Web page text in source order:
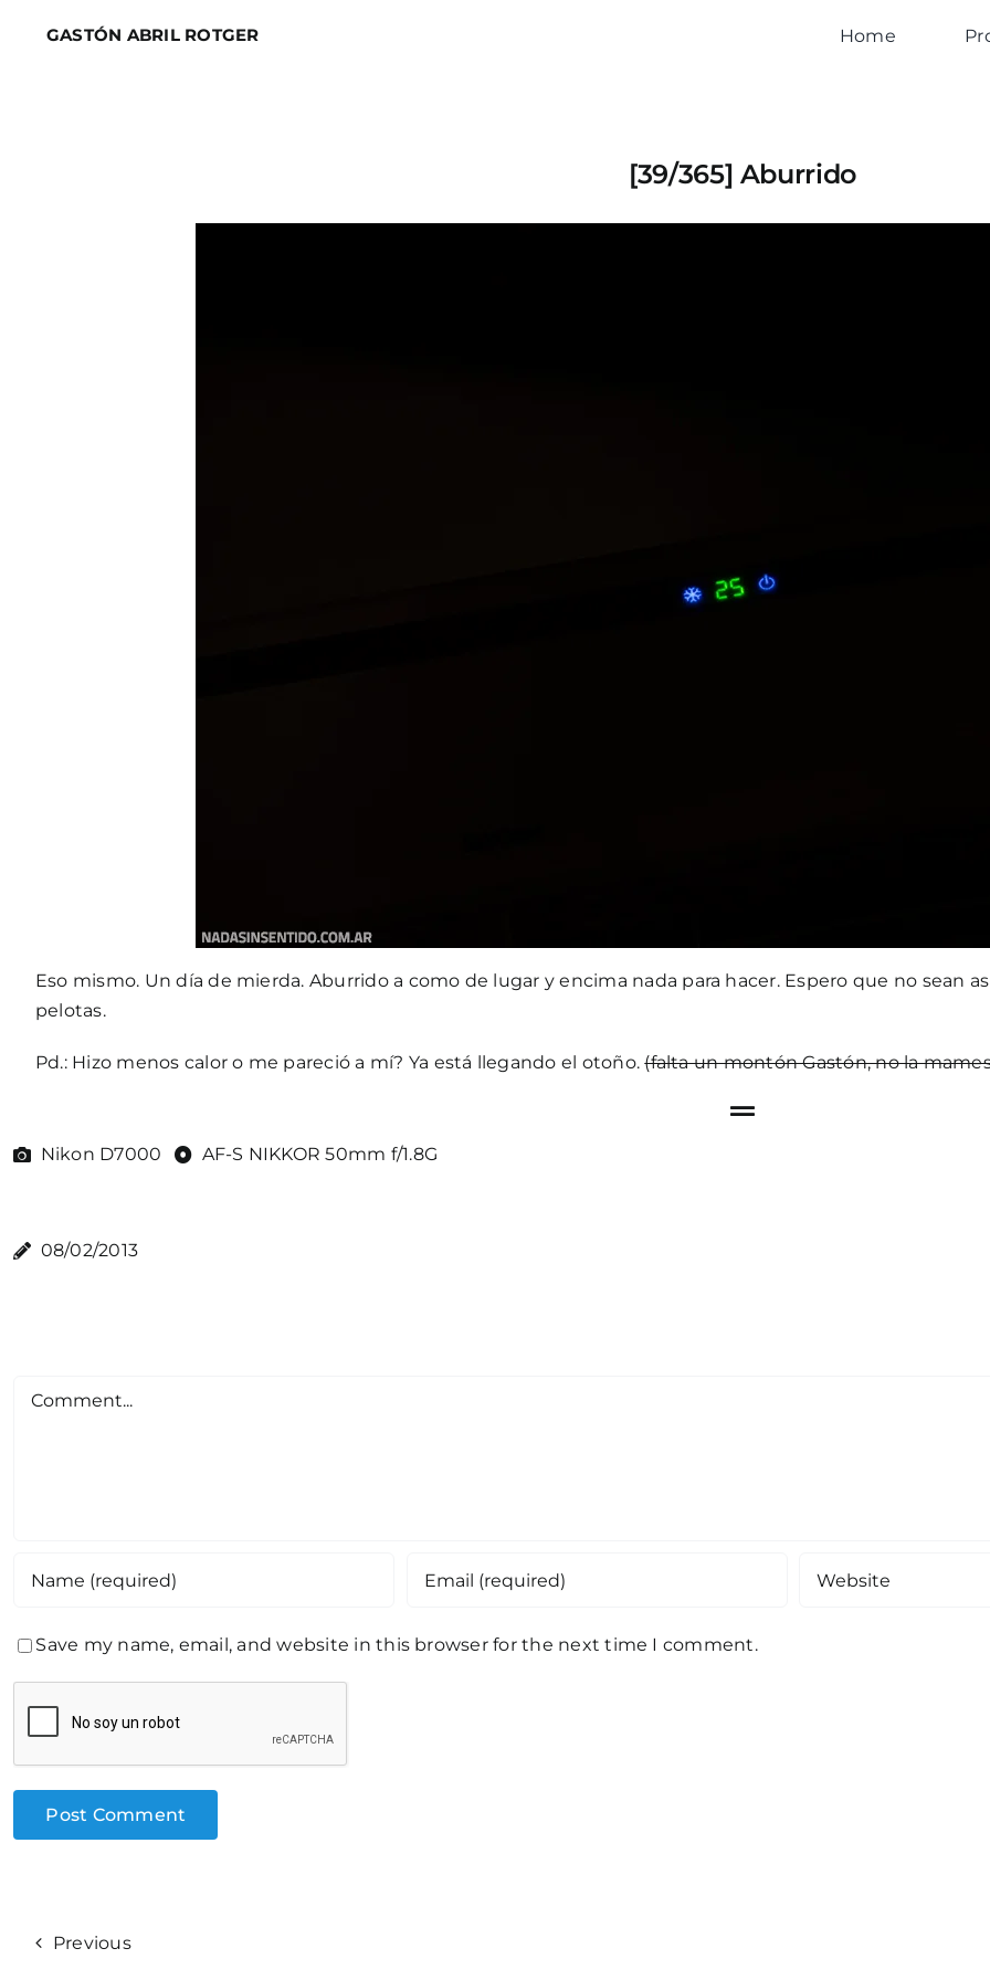
GASTÓN ABRIL ROTGER Home
[39/365] Aburrido
Eso mismo. Un día de mierda. Aburrido a como de lugar y encima nada para hacer. Espero que no sean
pelotas.
Pd.: Hizo menos calor o me pareció a mí? Ya está llegando el otoño.(falta un montón Gastón, no la
Nikon D7000 AF-S NIKKOR 50mm f/1.8G
08/02/2013
Comment
Save my name, email, and website in this browser for the next time I comment.
Previous